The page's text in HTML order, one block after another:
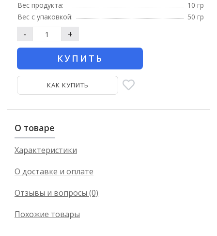
Вес продукта:
10 гр
Вес с упаковкой:
50 гр
- +
КУПИТЬ
КАК КУПИТЬ
О товаре
Характеристики
О доставке и оплате
Отзывы и вопросы (0)
Похожие товары